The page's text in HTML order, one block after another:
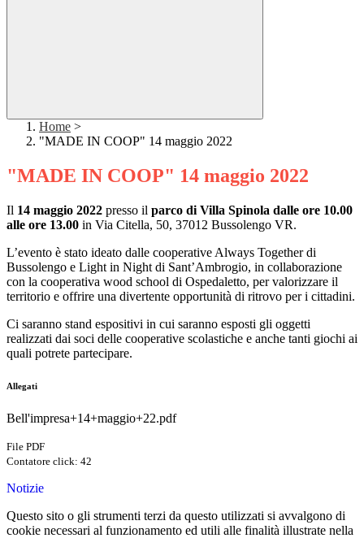
Home >
"MADE IN COOP" 14 maggio 2022
"MADE IN COOP" 14 maggio 2022
Il 14 maggio 2022 presso il parco di Villa Spinola dalle ore 10.00
alle ore 13.00 in Via Citella, 50, 37012 Bussolengo VR.
L’evento è stato ideato dalle cooperative Always Together di
Bussolengo e Light in Night di Sant’Ambrogio, in collaborazione
con la cooperativa wood school di Ospedaletto, per valorizzare il
territorio e offrire una divertente opportunità di ritrovo per i cittadini.
Ci saranno stand espositivi in cui saranno esposti gli oggetti
realizzati dai soci delle cooperative scolastiche e anche tanti giochi ai
quali potrete partecipare.
Allegati
Bell'impresa+14+maggio+22.pdf
File PDF
Contatore click: 42
Notizie
Questo sito o gli strumenti terzi da questo utilizzati si avvalgono di
cookie necessari al funzionamento ed utili alle finalità illustrate nella